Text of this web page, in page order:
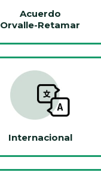
Acuerdo
Orvalle-Retamar
Internacional